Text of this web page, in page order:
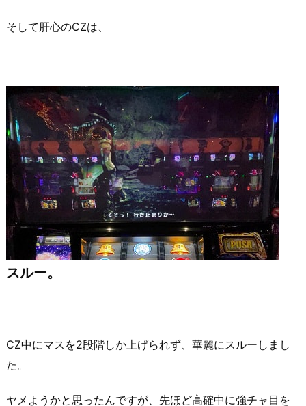
そして肝心のCZは、
スルー。
CZ中にマスを2段階しか上げられず、華麗にスルーしまし
た。
ヤメようかと思ったんですが、先ほど高確中に強チャ目を